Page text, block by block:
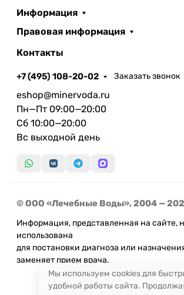
коричневого цвета, вызванных
входящего в состав железа, не
Особая бутилированная
содержащая двухвалентное
близкие аналоги не установлены.
РНЦ восстановительной медицины и
курортологии Минздрава РФ.
Срок годности, мес.:
защищенном от прямых солнечных
при температуре от +5 С до +25 С.
вскрытия бутылку хранить при
температуре не более 48 часов с
крышкой.
Объем, л.:1,5
Информация
Правовая информация
Контакты
+7 (495) 108-20-02 Заказать звонок
eshop@minervoda.ru
Пн—Пт 09:00—20:00
Сб 10:00—20:00
Вс выходной день
© ООО «Лечебные Воды», 2004 —
Информация, представленная на сайте,
использована
для постановки диагноза или
заменяет прием врача.
Мы используем cookies для
удобной работы сайта.